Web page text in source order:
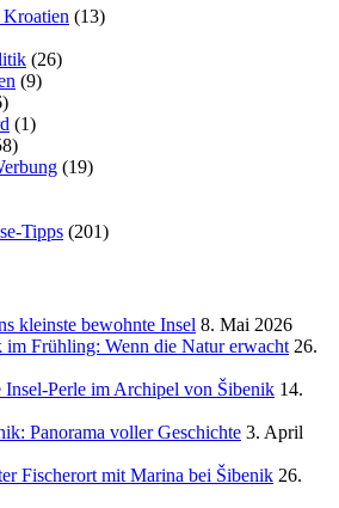
(13)
(26)
(9)
(1)
(19)
Tipps (201)
kleinste bewohnte Insel 8. Mai 2026
Frühling: Wenn die Natur erwacht 26.
Insel-Perle im Archipel von Šibenik 14.
Panorama voller Geschichte 3. April
Fischerort mit Marina bei Šibenik 26.